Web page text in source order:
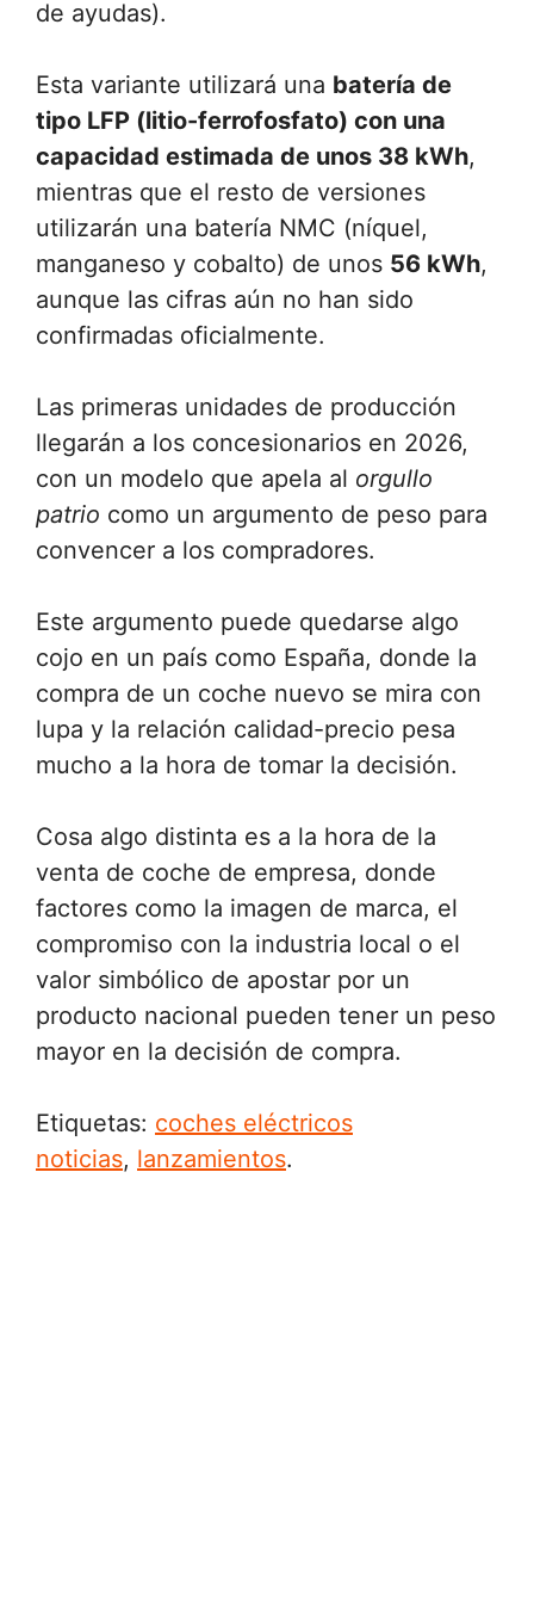
de ayudas).
Esta variante utilizará una batería de
tipo LFP (litio-ferrofosfato) con una
capacidad estimada de unos 38 kWh,
mientras que el resto de versiones
utilizarán una batería NMC (níquel,
manganeso y cobalto) de unos 56 kWh,
aunque las cifras aún no han sido
confirmadas oficialmente.
Las primeras unidades de producción
llegarán a los concesionarios en 2026,
con un modelo que apela al orgullo
patrio como un argumento de peso para
convencer a los compradores.
Este argumento puede quedarse algo
cojo en un país como España, donde la
compra de un coche nuevo se mira con
lupa y la relación calidad-precio pesa
mucho a la hora de tomar la decisión.
Cosa algo distinta es a la hora de la
venta de coche de empresa, donde
factores como la imagen de marca, el
compromiso con la industria local o el
valor simbólico de apostar por un
producto nacional pueden tener un peso
mayor en la decisión de compra.
Etiquetas: coches eléctricos
noticias, lanzamientos.